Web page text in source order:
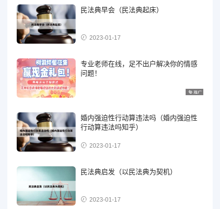
民法典早会（民法典起床）
2023-01-17
专业老师在线，足不出户解决你的情感
问题！
婚内强迫性行动算违法吗（婚内强迫性
行动算违法吗知乎）
2023-01-17
民法典启发（以民法典为契机）
2023-01-17